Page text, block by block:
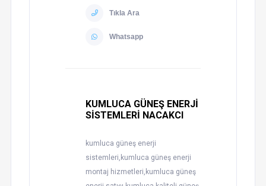
Tıkla Ara
Whatsapp
KUMLUCA GÜNEŞ ENERJİ
SİSTEMLERİ NACAKCI
kumluca güneş enerji
sistemleri,kumluca güneş enerji
montaj hizmetleri,kumluca güneş